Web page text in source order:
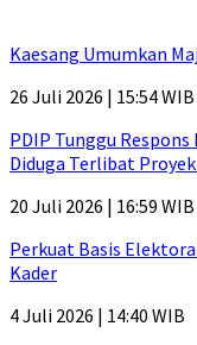
Kaesang Umumkan
26 Juli 2026 | 15:54 WIB
PDIP Tunggu
Diduga Terlibat Proyek
20 Juli 2026 | 16:59 WIB
Perkuat Basis
Kader
4 Juli 2026 | 14:40 WIB